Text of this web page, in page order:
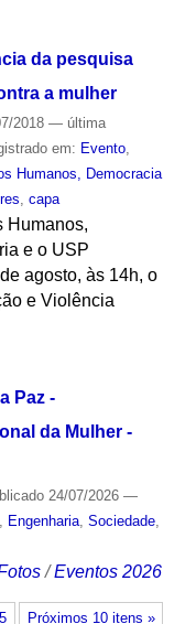
da pesquisa
a mulher
2018 — última
em: Evento,
Humanos, Democracia
capa
Humanos,
e o USP
agosto, às 14h, o
e Violência
Paz -
da Mulher -
24/07/2026 —
, Engenharia, Sociedade,
/Eventos 2026
Próximos 10 itens »
5